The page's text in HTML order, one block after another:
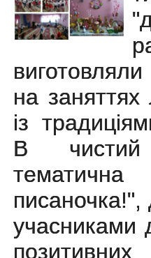
на
із
В чистий
писаночка!",
учасниками